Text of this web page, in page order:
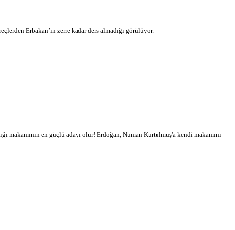
Erbakan’ın zerre kadar ders almadığı görülüyor.
makamının en güçlü adayı olur! Erdoğan, Numan Kurtulmuş'a kendi makamını